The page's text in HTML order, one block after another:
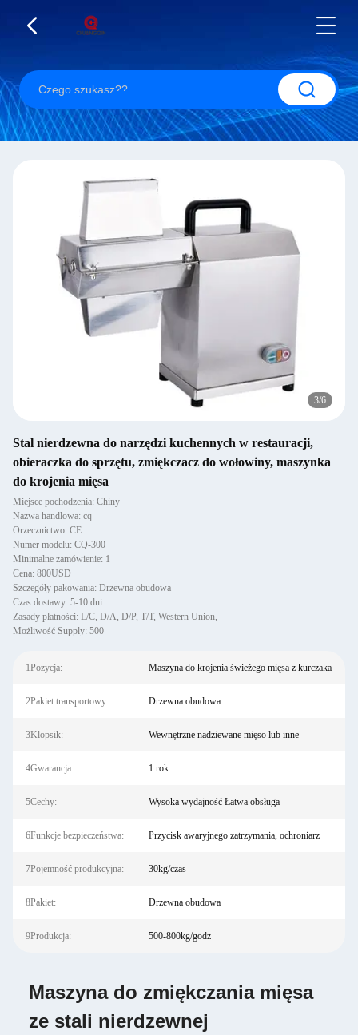
3/6
Stal nierdzewna do narzędzi kuchennych w restauracji,
obieraczka do sprzętu, zmiękczacz do wołowiny, maszynka
do krojenia mięsa
Miejsce pochodzenia: Chiny
Nazwa handlowa: cq
Orzecznictwo: CE
Numer modelu: CQ-300
Minimalne zamówienie: 1
Cena: 800USD
Szczegóły pakowania: Drzewna obudowa
Czas dostawy: 5-10 dni
Zasady płatności: L/C, D/A, D/P, T/T, Western Union,
Możliwość Supply: 500
1Pozycja: Maszyna do krojenia świeżego mięsa z kurczaka
2Pakiet transportowy: Drzewna obudowa
3Klopsik: Wewnętrzne nadziewane mięso lub inne
4Gwarancja: 1 rok
5Cechy: Wysoka wydajność Łatwa obsługa
6Funkcje bezpieczeństwa: Przycisk awaryjnego zatrzymania, ochroniarz
7Pojemność produkcyjna: 30kg/czas
8Pakiet: Drzewna obudowa
9Produkcja: 500-800kg/godz
Maszyna do zmiękczania mięsa
ze stali nierdzewnej